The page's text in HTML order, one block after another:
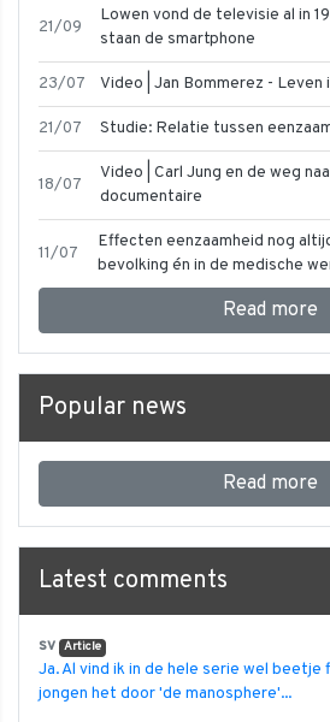
21/09
Lowen vond de televisie al in
staan de smartphone
23/07 Video | Jan Bommerez -
21/07 Studie: Relatie tussen
18/07
Video | Carl Jung en de weg
documentaire
11/07
Effecten eenzaamheid nog
bevolking én in de medische
Read more
Popular news
Read more
Latest comments
sv Article
Ja. Al vind ik in de hele serie wel
jongen het door 'de manosphere'...